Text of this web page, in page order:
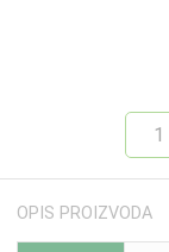
OPIS PROIZVODA